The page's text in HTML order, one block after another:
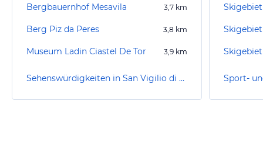
Bergbauernhof Mesavila 3,7 km
Berg Piz da Peres 3,8 km
Museum Ladin Ciastel De Tor 3,9 km
Sehenswürdigkeiten in San Vigilio di Marebbe / St. Vigil